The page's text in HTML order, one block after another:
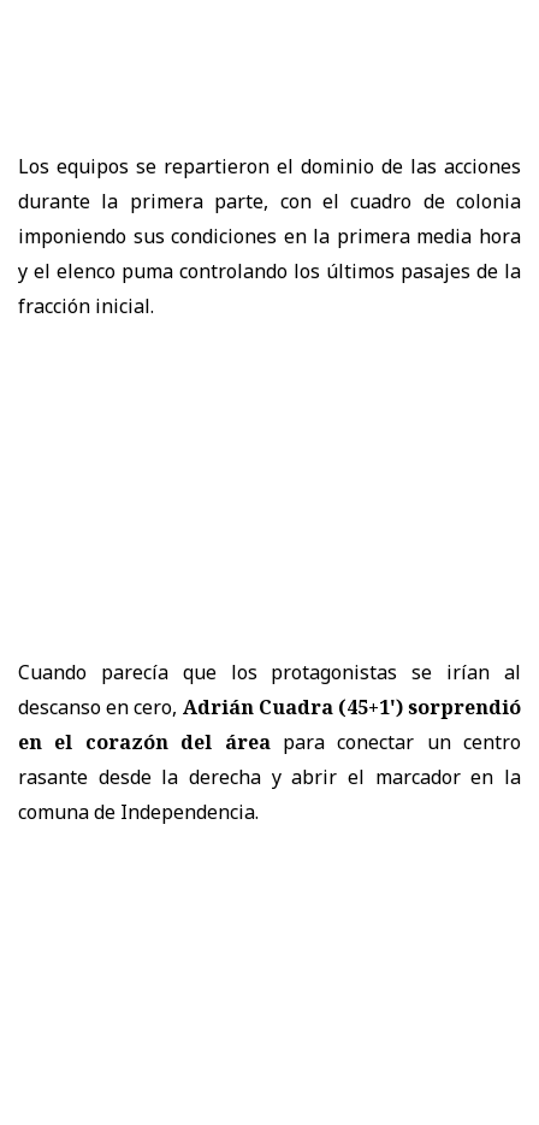
Los equipos se repartieron el dominio de las acciones
durante la primera parte, con el cuadro de colonia
imponiendo sus condiciones en la primera media hora
y el elenco puma controlando los últimos pasajes de la
fracción inicial.
Cuando parecía que los protagonistas se irían al
descanso en cero, Adrián Cuadra (45+1') sorprendió
en el corazón del áreapara conectar un centro
rasante desde la derecha y abrir el marcador en la
comuna de Independencia.